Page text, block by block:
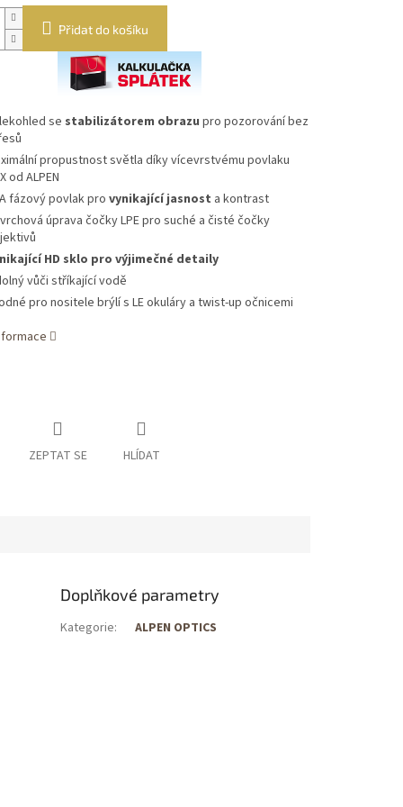
Přidat do košíku
se stabilizátorem obrazu pro pozorování bez
propustnost světla díky vícevrstvému ​​povlaku
od ALPEN
fázový povlak pro vynikající jasnost a kontrast
úprava čočky LPE pro suché a čisté čočky
HD sklo pro výjimečné detaily
vůči stříkající vodě
pro nositele brýlí s LE okuláry a twist-up očnicemi
ZEPTAT SE HLÍDAT
Doplňkové parametry
Kategorie: ALPEN OPTICS